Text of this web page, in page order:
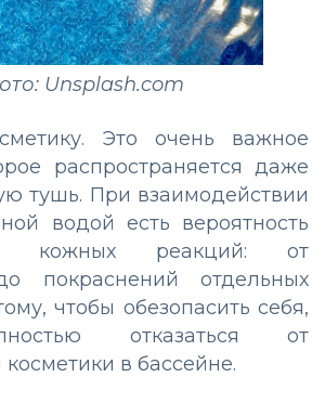
Unsplash.com
Это очень важное
распространяется даже
тушь. При взаимодействии
водой есть вероятность
кожных реакций: от
покраснений отдельных
чтобы обезопасить себя,
отказаться от
в бассейне.